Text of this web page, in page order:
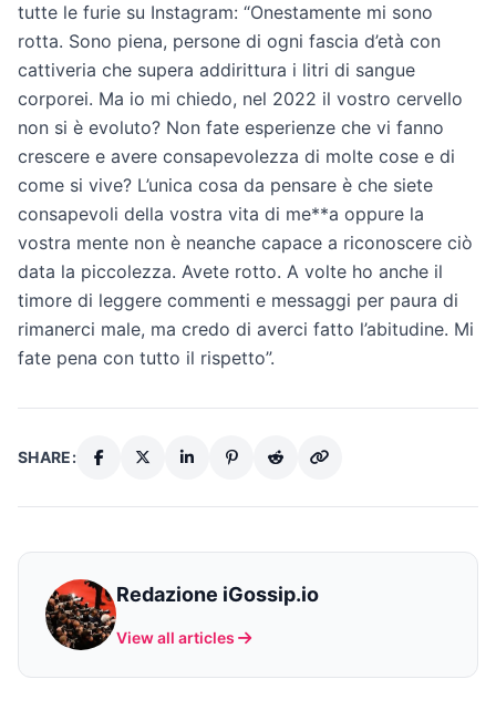
tutte le furie su Instagram: “Onestamente mi sono
rotta. Sono piena, persone di ogni fascia d’età con
cattiveria che supera addirittura i litri di sangue
corporei. Ma io mi chiedo, nel 2022 il vostro cervello
non si è evoluto? Non fate esperienze che vi fanno
crescere e avere consapevolezza di molte cose e di
come si vive? L’unica cosa da pensare è che siete
consapevoli della vostra vita di me**a oppure la
vostra mente non è neanche capace a riconoscere ciò
data la piccolezza. Avete rotto. A volte ho anche il
timore di leggere commenti e messaggi per paura di
rimanerci male, ma credo di averci fatto l’abitudine. Mi
fate pena con tutto il rispetto”.
SHARE:
Redazione iGossip.io
View all articles